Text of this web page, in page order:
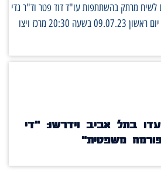
לשיח מרתק בהשתתפות עו"ד דוד פטר וד"ר גדי
טאוב: על רפורמה ודמוקרטיה יום ראשון 09.07.23 בשעה 20:30 מרכז ויצו
בתל אביב וידרשו: "די
משפטית"